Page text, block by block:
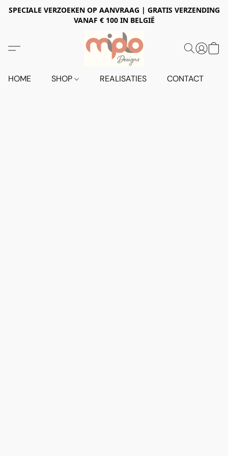
SPECIALE VERZOEKEN OP AANVRAAG | GRATIS VERZENDING
VANAF € 100 IN BELGIË
HOME SHOP REALISATIES CONTACT